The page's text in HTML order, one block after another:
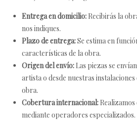
Entrega en domicilio: Recibirás la
nos indiques.
Plazo de entrega:Se estima en
características de la obra.
Origen del envío: Las piezas se
artista o desde nuestras
obra.
Cobertura internacional:
mediante operadores especializados.